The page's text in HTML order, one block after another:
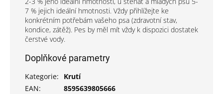
7 % jejich ideální hmotnosti. Vždy přihlížejte ke
konkrétním potřebám vašeho psa (zdravotní stav,
kondice, zátěž). Pes by měl mít vždy k dispozici dostatek
čerstvé vody.
Doplňkové parametry
Kategorie:
Krutí
EAN: 8595639805666